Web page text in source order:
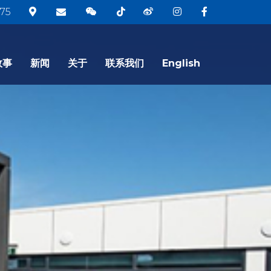
事 新闻 关于 联系我们 English